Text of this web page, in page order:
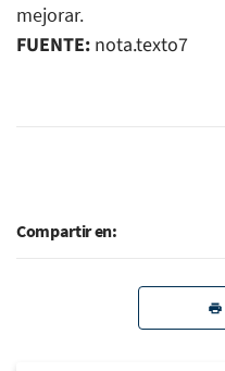
mejorar.
FUENTE: nota.texto7
Compartir en: